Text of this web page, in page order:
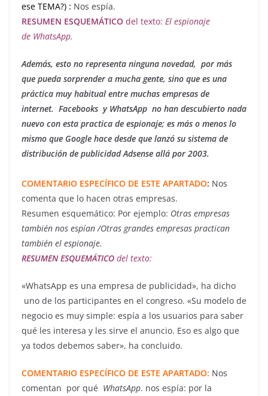
ese TEMA?) : Nos espía.
RESUMEN ESQUEMÁTICO del texto: El espionaje
de WhatsApp.
Además, esto no representa ninguna novedad, por más
que pueda sorprender a mucha gente, sino que es una
práctica muy habitual entre muchas empresas de
internet. Facebooks y WhatsApp no han descubierto nada
nuevo con esta practica de espionaje; es más o menos lo
mismo que Google hace desde que lanzó su sistema de
distribución de publicidad Adsense allá por 2003.
COMENTARIO ESPECÍFICO DE ESTE APARTADO: Nos
comenta que lo hacen otras empresas.
Resumen esquemático: Por ejemplo: Otras empresas
también nos espían /Otras grandes empresas practican
también el espionaje.
RESUMEN ESQUEMÁTICO del texto:
«WhatsApp es una empresa de publicidad», ha dicho
uno de los participantes en el congreso. «Su modelo de
negocio es muy simple: espía a los usuarios para saber
qué les interesa y les sirve el anuncio. Eso es algo que
ya todos debemos saber», ha concluido.
COMENTARIO ESPECÍFICO DE ESTE APARTADO: Nos
comentan por qué WhatsApp. nos espía: por la